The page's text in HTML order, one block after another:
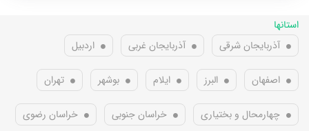
استانها
آذربایجان شرقی
آذربایجان غربی اردبیل
اصفهان البرز ایلام بوشهر تهران
چهارمحال و بختیاری خراسان جنوبی خراسان رضوی